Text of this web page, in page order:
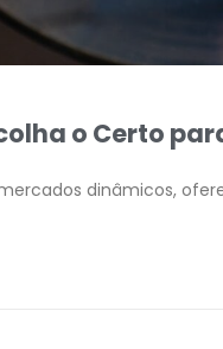
o Certo
dinâmicos,